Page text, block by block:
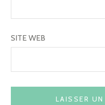
SITE WEB